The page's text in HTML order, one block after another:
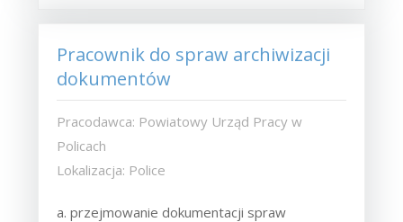
Pracownik do spraw archiwizacji
dokumentów
Pracodawca: Powiatowy Urząd Pracy w
Policach
Lokalizacja: Police
a. przejmowanie dokumentacji spraw